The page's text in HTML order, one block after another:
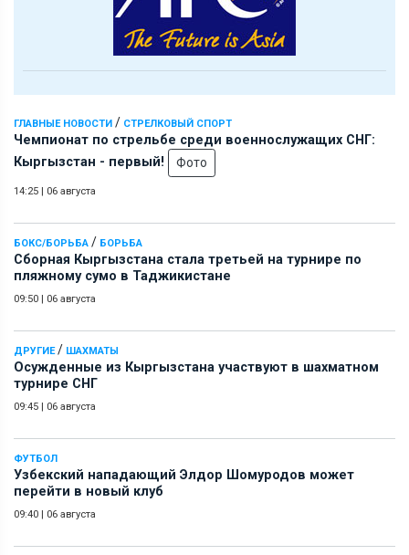
ГЛАВНЫЕ НОВОСТИ / СТРЕЛКОВЫЙ СПОРТ
Чемпионат по стрельбе среди военнослужащих СНГ:
Кыргызстан - первый!
Фото
14:25 | 06 августа
БОКС/БОРЬБА / БОРЬБА
Сборная Кыргызстана стала третьей на турнире по
пляжному сумо в Таджикистане
09:50 | 06 августа
ДРУГИЕ/ ШАХМАТЫ
Осужденные из Кыргызстана участвуют в шахматном
турнире СНГ
09:45 | 06 августа
ФУТБОЛ
Узбекский нападающий Элдор Шомуродов может
перейти в новый клуб
09:40 | 06 августа